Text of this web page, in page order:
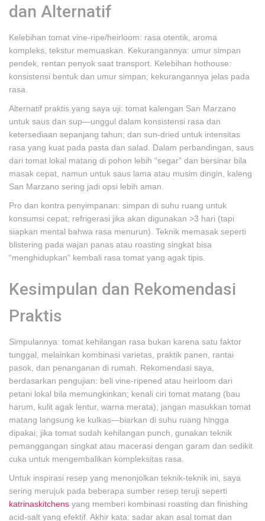
dan Alternatif
Kelebihan tomat vine-ripe/heirloom: rasa otentik, aroma
kompleks, tekstur memuaskan. Kekurangannya: umur simpan
pendek, rentan penyok saat transport. Kelebihan hothouse:
konsistensi bentuk dan umur simpan; kekurangannya jelas pada
rasa.
Alternatif praktis yang saya uji: tomat kalengan San Marzano
untuk saus dan sup—unggul dalam konsistensi rasa dan
ketersediaan sepanjang tahun; dan sun-dried untuk intensitas
rasa yang kuat pada pasta dan salad. Dalam perbandingan, saus
dari tomat lokal matang di pohon lebih “segar” dan bersinar bila
masak cepat, namun untuk saus lama atau musim dingin, kaleng
San Marzano sering jadi opsi lebih aman.
Pro dan kontra penyimpanan: simpan di suhu ruang untuk
konsumsi cepat; refrigerasi jika akan digunakan >3 hari (tapi
siapkan mental bahwa rasa menurun). Teknik memasak seperti
blistering pada wajan panas atau roasting singkat bisa
“menghidupkan” kembali rasa tomat yang agak tipis.
Kesimpulan dan Rekomendasi
Praktis
Simpulannya: tomat kehilangan rasa bukan karena satu faktor
tunggal, melainkan kombinasi varietas, praktik panen, rantai
pasok, dan penanganan di rumah. Rekomendasi saya,
berdasarkan pengujian: beli vine-ripened atau heirloom dari
petani lokal bila memungkinkan; kenali ciri tomat matang (bau
harum, kulit agak lentur, warna merata); jangan masukkan tomat
matang langsung ke kulkas—biarkan di suhu ruang hingga
dipakai; jika tomat sudah kehilangan punch, gunakan teknik
pemanggangan singkat atau macerasi dengan garam dan sedikit
cuka untuk mengembalikan kompleksitas rasa.
Untuk inspirasi resep yang menonjolkan teknik-teknik ini, saya
sering merujuk pada beberapa sumber resep teruji seperti
katrinaskitchens yang memberi kombinasi roasting dan finishing
acid-salt yang efektif. Akhir kata: sadar akan asal tomat dan